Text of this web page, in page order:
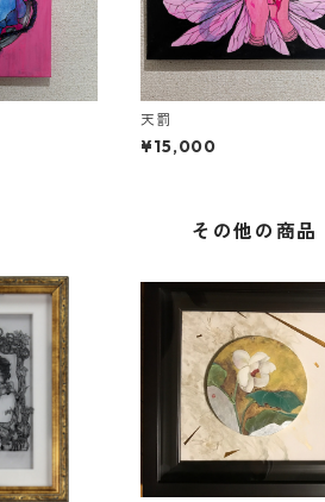
天罰
¥15,000
その他の商品